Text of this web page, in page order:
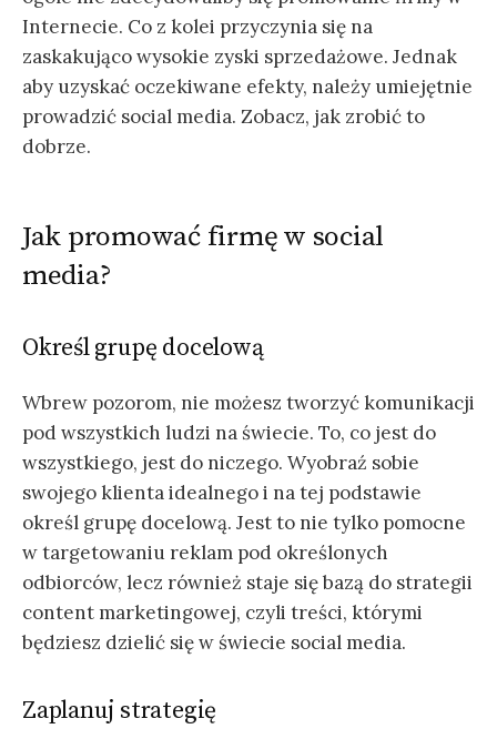
Internecie. Co z kolei przyczynia się na
zaskakująco wysokie zyski sprzedażowe. Jednak
aby uzyskać oczekiwane efekty, należy umiejętnie
prowadzić social media. Zobacz, jak zrobić to
dobrze.
Jak promować firmę w social
media?
Określ grupę docelową
Wbrew pozorom, nie możesz tworzyć komunikacji
pod wszystkich ludzi na świecie. To, co jest do
wszystkiego, jest do niczego. Wyobraź sobie
swojego klienta idealnego i na tej podstawie
określ grupę docelową. Jest to nie tylko pomocne
w targetowaniu reklam pod określonych
odbiorców, lecz również staje się bazą do strategii
content marketingowej, czyli treści, którymi
będziesz dzielić się w świecie social media.
Zaplanuj strategię